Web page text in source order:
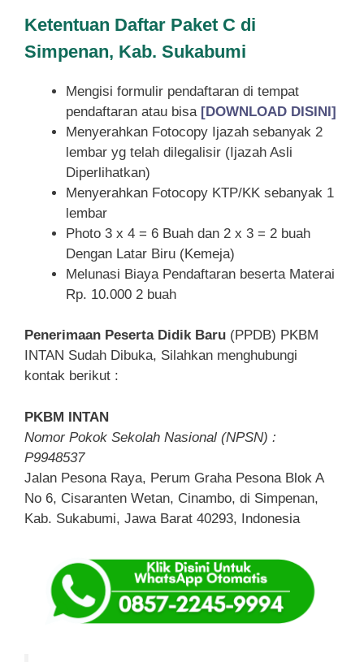
Ketentuan Daftar Paket C di
Simpenan, Kab. Sukabumi
Mengisi formulir pendaftaran di tempat
pendaftaran atau bisa [DOWNLOAD DISINI]
Menyerahkan Fotocopy Ijazah sebanyak 2
lembar yg telah dilegalisir (Ijazah Asli
Diperlihatkan)
Menyerahkan Fotocopy KTP/KK sebanyak 1
lembar
Photo 3 x 4 = 6 Buah dan 2 x 3 = 2 buah
Dengan Latar Biru (Kemeja)
Melunasi Biaya Pendaftaran beserta Materai
Rp. 10.000 2 buah
Penerimaan Peserta Didik Baru (PPDB) PKBM
INTAN Sudah Dibuka, Silahkan menghubungi
kontak berikut :
PKBM INTAN
Nomor Pokok Sekolah Nasional (NPSN) :
P9948537
Jalan Pesona Raya, Perum Graha Pesona Blok A
No 6, Cisaranten Wetan, Cinambo, di Simpenan,
Kab. Sukabumi, Jawa Barat 40293, Indonesia